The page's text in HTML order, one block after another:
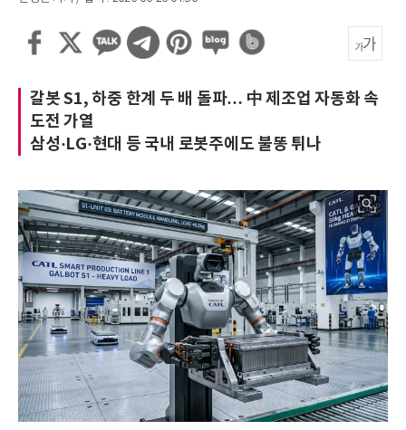
갈봇 S1, 하중 한계 두 배 돌파… 中 제조업 자동화 속
도전 가열
삼성·LG·현대 등 국내 로봇주에도 불똥 튀나